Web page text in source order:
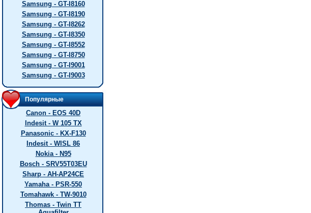
Samsung - GT-I8160
Samsung - GT-I8190
Samsung - GT-I8262
Samsung - GT-I8350
Samsung - GT-I8552
Samsung - GT-I8750
Samsung - GT-I9001
Samsung - GT-I9003
Популярные
Canon - EOS 40D
Indesit - W 105 TX
Panasonic - KX-F130
Indesit - WISL 86
Nokia - N95
Bosch - SRV55T03EU
Sharp - AH-AP24CE
Yamaha - PSR-550
Tomahawk - TW-9010
Thomas - Twin TT